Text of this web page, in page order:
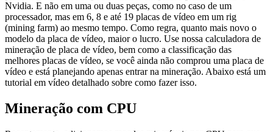
Nvidia. E não em uma ou duas peças, como no caso de um
processador, mas em 6, 8 e até 19 placas de vídeo em um rig
(mining farm) ao mesmo tempo. Como regra, quanto mais novo o
modelo da placa de vídeo, maior o lucro. Use nossa calculadora de
mineração de placa de vídeo, bem como a classificação das
melhores placas de vídeo, se você ainda não comprou uma placa de
vídeo e está planejando apenas entrar na mineração. Abaixo está um
tutorial em vídeo detalhado sobre como fazer isso.
Mineração com CPU